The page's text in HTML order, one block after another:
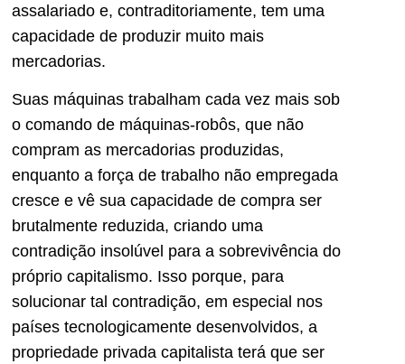
assalariado e, contraditoriamente, tem uma
capacidade de produzir muito mais
mercadorias.
Suas máquinas trabalham cada vez mais sob
o comando de máquinas-robôs, que não
compram as mercadorias produzidas,
enquanto a força de trabalho não empregada
cresce e vê sua capacidade de compra ser
brutalmente reduzida, criando uma
contradição insolúvel para a sobrevivência do
próprio capitalismo. Isso porque, para
solucionar tal contradição, em especial nos
países tecnologicamente desenvolvidos, a
propriedade privada capitalista terá que ser